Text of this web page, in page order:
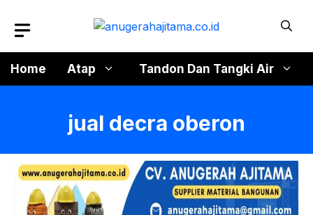
Home
Atap Tandon Dan Tangki Air
jual decra oberon